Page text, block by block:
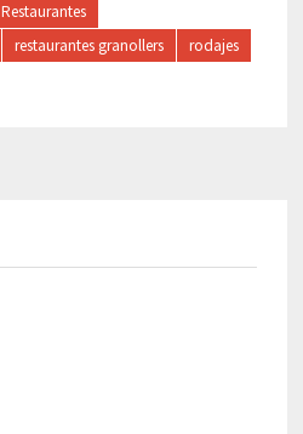
Restaurantes
restaurantes granollers
rodajes